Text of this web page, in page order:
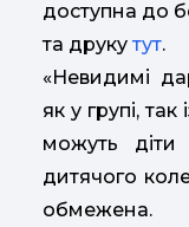
доступна до
та друку тут.
«Невидимі
як у групі,
можуть
дитячого
обмежена.